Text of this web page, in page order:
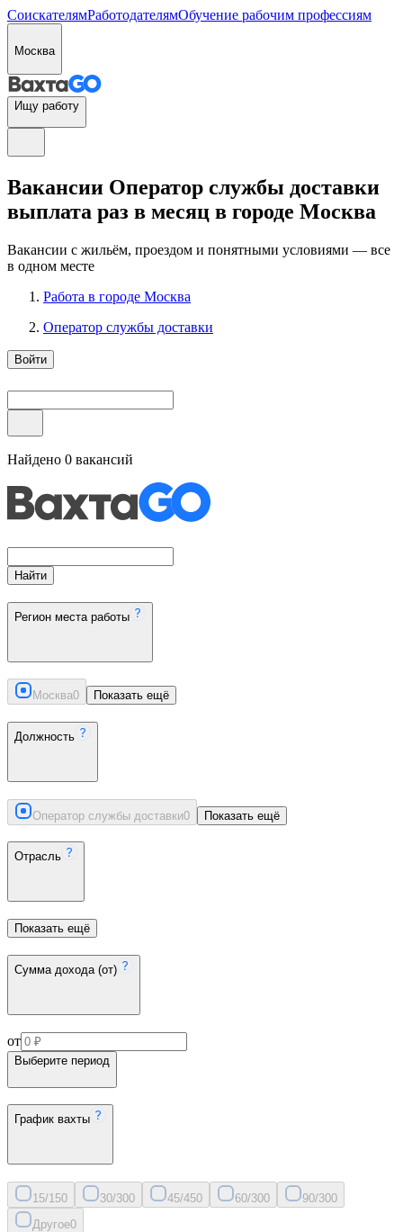
СоискателямРаботодателямОбучение рабочим профессиям
Москва
Ищу работу
Вакансии Оператор службы доставки
выплата раз в месяц в городе Москва
Вакансии с жильём, проездом и понятными условиями — все
в одном месте
Работа в городе Москва
Оператор службы доставки
Войти
Найдено 0 вакансий
Найти
Регион места работы
Москва0 Показать ещё
Должность
Оператор службы доставки0 Показать ещё
Отрасль
Показать ещё
Сумма дохода (от)
от
Выберите период
График вахты
15/150 30/300 45/450 60/300 90/300
Другое0